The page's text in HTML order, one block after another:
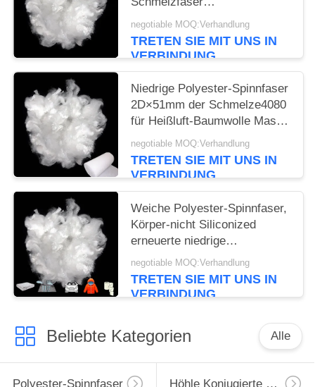
umweltfreundlich für mit
Hoch-Elastizität
negotiable MOQ:Verhandlung
TRETEN SIE MIT UNS IN
VERBINDUNG
Niedrige Polyester-Spinnfaser
2D×51mm der Schmelze4080
für Heißluft-Baumwolle Maske
N95 ES
negotiable MOQ:Verhandlung
TRETEN SIE MIT UNS IN
VERBINDUNG
Weiche Polyester-Spinnfaser,
Körper-nicht Siliconized
erneuerte niedrige
Schmelzfaser
negotiable MOQ:Verhandlung
TRETEN SIE MIT UNS IN
VERBINDUNG
Beliebte Kategorien Alle
Polyester-Spinnfaser Höhle Konjugierte Polyester-Spinnfaser